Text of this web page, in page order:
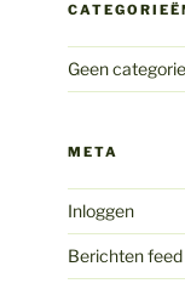
Geen categorie
META
Inloggen
Berichten feed